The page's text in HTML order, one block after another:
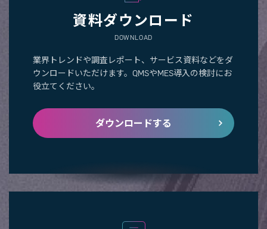
資料ダウンロード
DOWNLOAD
業界トレンドや調査レポート、サービス資料などをダ
ウンロードいただけます。QMSやMES導入の検討にお
役立てください。
ダウンロードする